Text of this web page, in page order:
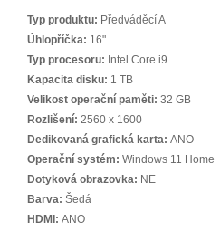
Typ produktu: Předváděcí A
Úhlopříčka: 16"
Typ procesoru: Intel Core i9
Kapacita disku: 1 TB
Velikost operační paměti: 32 GB
Rozlišení: 2560 x 1600
Dedikovaná grafická karta: ANO
Operační systém: Windows 11 Home
Dotyková obrazovka: NE
Barva: Šedá
HDMI: ANO